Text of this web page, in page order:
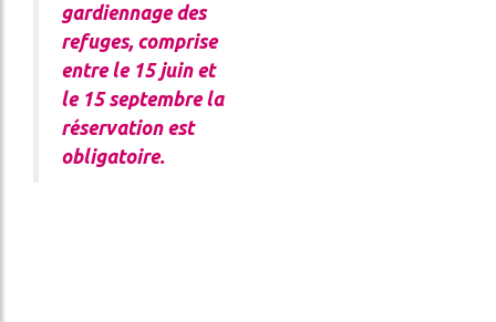
gardiennage des
refuges, comprise
entre le 15 juin et
le 15 septembre la
réservation est
obligatoire.